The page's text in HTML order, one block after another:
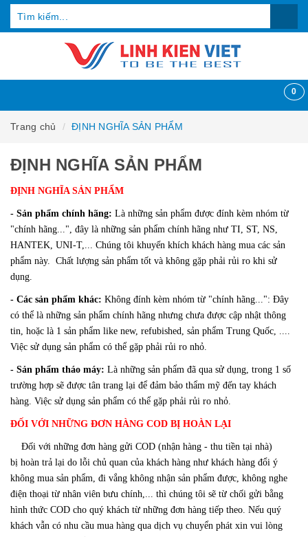
0
Trang chủ ĐỊNH NGHĨA SẢN PHẨM
ĐỊNH NGHĨA SẢN PHẨM
ĐỊNH NGHĨA SẢN PHẨM
- Sản phẩm chính hãng: Là những sản phẩm được đính kèm nhóm từ
"chính hãng...", đây là những sản phẩm chính hãng như TI, ST, NS,
HANTEK, UNI-T,... Chúng tôi khuyến khích khách hàng mua các sản
phẩm này. Chất lượng sản phẩm tốt và không gặp phải rủi ro khi sử
dụng.
- Các sản phẩm khác: Không đính kèm nhóm từ "chính hãng...": Đây
có thể là những sản phẩm chính hãng nhưng chưa được cập nhật thông
tin, hoặc là 1 sản phẩm like new, refubished, sản phẩm Trung Quốc, ....
Việc sử dụng sản phẩm có thể gặp phải rủi ro nhỏ.
- Sản phẩm tháo máy: Là những sản phẩm đã qua sử dụng, trong 1 số
trường hợp sẽ được tân trang lại để đảm bảo thẩm mỹ đến tay khách
hàng. Việc sử dụng sản phẩm có thể gặp phải rủi ro nhỏ.
ĐỐI VỚI NHỮNG ĐƠN HÀNG COD BỊ HOÀN LẠI
Đối với những đơn hàng gửi COD (nhận hàng - thu tiền tại nhà)
bị hoàn trả lại do lỗi chủ quan của khách hàng như khách hàng đổi ý
không mua sản phẩm, đi vắng không nhận sản phẩm được, không nghe
điện thoại từ nhân viên bưu chính,... thì chúng tôi sẽ từ chối gửi bằng
hình thức COD cho quý khách từ những đơn hàng tiếp theo. Nếu quý
khách vẫn có nhu cầu mua hàng qua dịch vụ chuyển phát xin vui lòng